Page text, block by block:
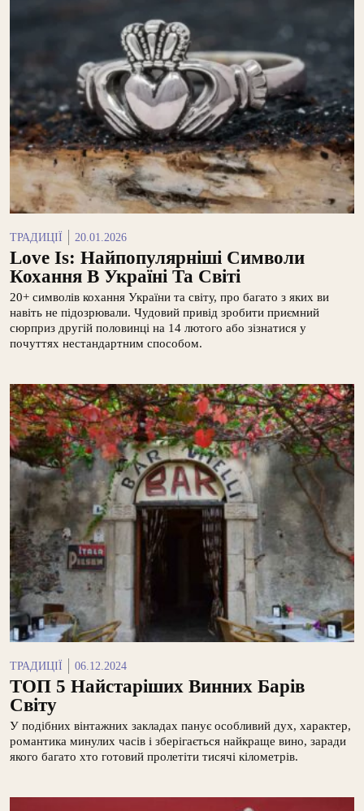
ТРАДИЦІЇ 20.01.2026
Love Is: Найпопулярніші Символи
Кохання В Україні Та Світі
20+ символів кохання України та світу, про багато з яких ви
навіть не підозрювали. Чудовий привід зробити приємний
сюрприз другій половинці на 14 лютого або зізнатися у
почуттях нестандартним способом.
ТРАДИЦІЇ 06.12.2024
ТОП 5 Найстаріших Винних Барів
Світу
У подібних вінтажних закладах панує особливий дух, характер,
романтика минулих часів і зберігається найкраще вино, заради
якого багато хто готовий пролетіти тисячі кілометрів.